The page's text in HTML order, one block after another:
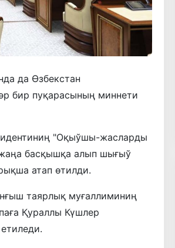
да Өзбекстан
бир пуқарасының миннети
"Оқыўшы-жасларды
басқышқа алып шығыў
атап өтилди.
таярлық муғаллиминиң
Қураллы Күшлер